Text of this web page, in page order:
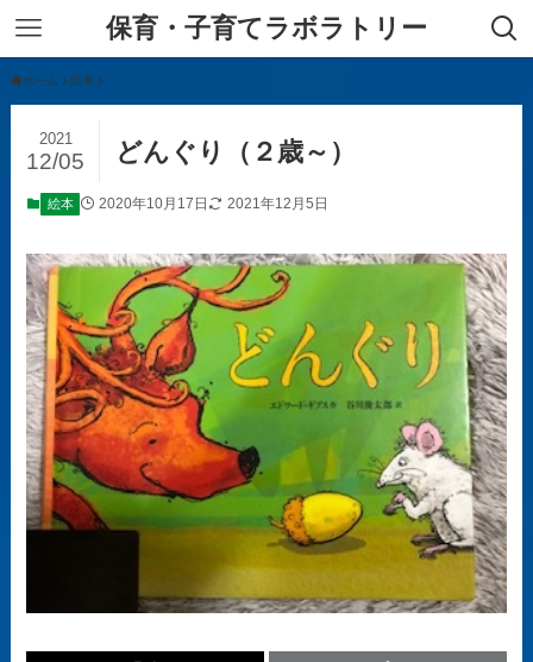
保育・子育てラボラトリー
ホーム 絵本
どんぐり（２歳～）
2021
12/05
絵本 2020年10月17日 2021年12月5日